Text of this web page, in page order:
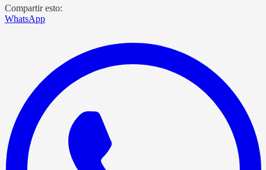
Compartir esto:
WhatsApp